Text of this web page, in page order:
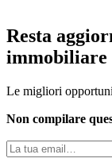
Resta
immobiliare
Le migliori
Non compilare
La
tua